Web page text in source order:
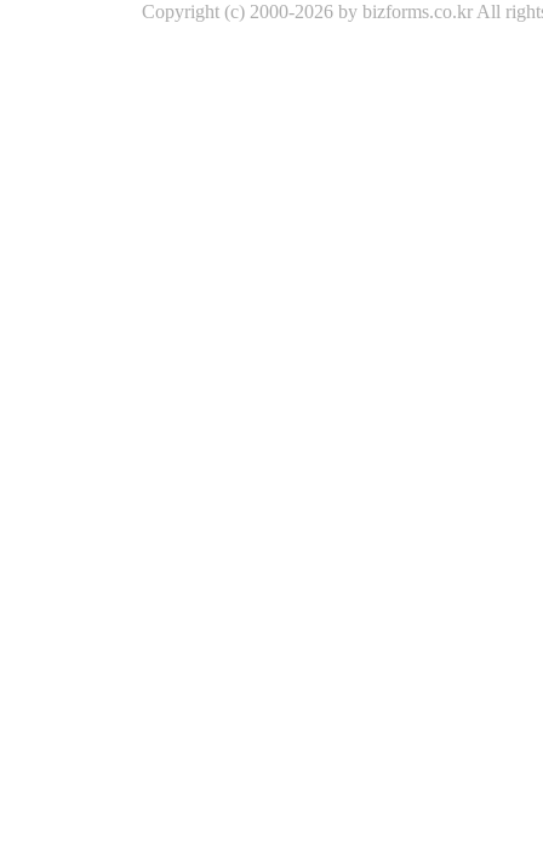
Copyright (c) 2000-2026 by bizforms.co.kr All